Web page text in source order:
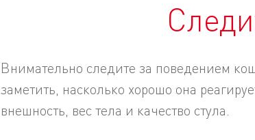
Внимательно следите за поведением
заметить, насколько хорошо она
внешность, вес тела и качество стула.